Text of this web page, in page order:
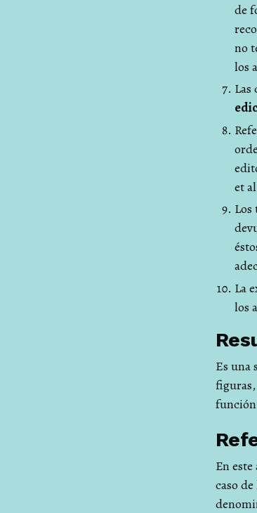
de
no
los
Las
et
Los
La
los
Es una
En
caso